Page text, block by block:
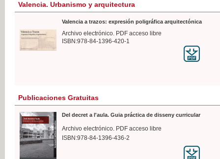
Valencia. Urbanismo y arquitectura
Valencia a trazos: expresión poligráfica arquitectónica
Archivo electrónico. PDF acceso libre
ISBN:978-84-1396-420-1
Publicaciones Gratuitas
Del decret a l'aula. Guia práctica de disseny curricular
Archivo electrónico. PDF acceso libre
ISBN:978-84-1396-436-2